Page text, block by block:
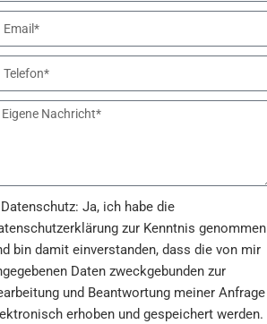
Datenschutz: Ja, ich habe die
zur Kenntnis genommen
bin damit einverstanden, dass die von mir
Daten zweckgebunden zur
und Beantwortung meiner Anfrage
erhoben und gespeichert werden.